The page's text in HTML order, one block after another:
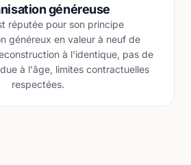
généreuse
réputée pour son principe
généreux en valeur à neuf de
à l'identique, pas de
à l'âge, limites contractuelles
respectées.